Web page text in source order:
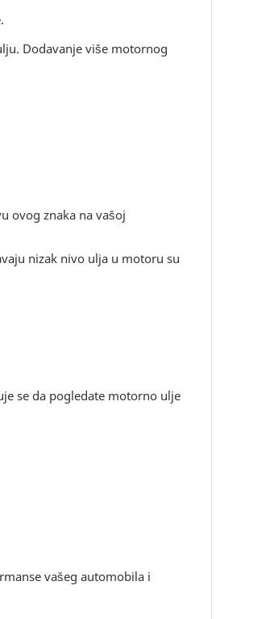
Dodavanje više motornog
ovog znaka na vašoj
nizak nivo ulja u motoru su
se da pogledate motorno ulje
vašeg automobila i